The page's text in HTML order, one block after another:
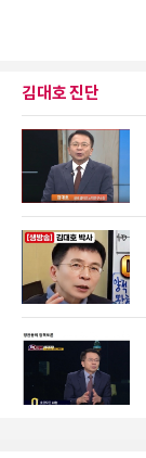
김대호 진단